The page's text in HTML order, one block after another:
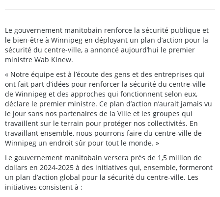
Le gouvernement manitobain renforce la sécurité publique et
le bien-être à Winnipeg en déployant un plan d’action pour la
sécurité du centre-ville, a annoncé aujourd’hui le premier
ministre Wab Kinew.
« Notre équipe est à l’écoute des gens et des entreprises qui
ont fait part d’idées pour renforcer la sécurité du centre-ville
de Winnipeg et des approches qui fonctionnent selon eux,
déclare le premier ministre. Ce plan d’action n’aurait jamais vu
le jour sans nos partenaires de la Ville et les groupes qui
travaillent sur le terrain pour protéger nos collectivités. En
travaillant ensemble, nous pourrons faire du centre-ville de
Winnipeg un endroit sûr pour tout le monde. »
Le gouvernement manitobain versera près de 1,5 million de
dollars en 2024-2025 à des initiatives qui, ensemble, formeront
un plan d’action global pour la sécurité du centre-ville. Les
initiatives consistent à :